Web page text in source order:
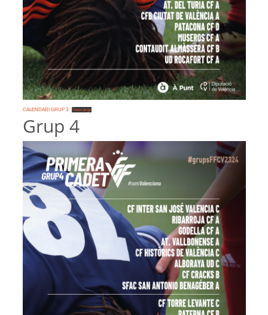
CALENDARI GRUP 3 Descarga
Grup 4